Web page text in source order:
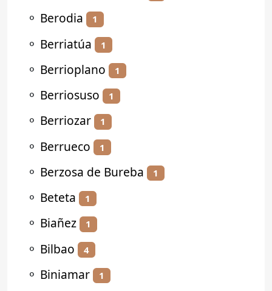
⚬ Berodia 1
⚬ Berriatúa 1
⚬ Berrioplano 1
⚬ Berriosuso 1
⚬ Berriozar 1
⚬ Berrueco 1
⚬ Berzosa de Bureba 1
⚬ Beteta 1
⚬ Biañez 1
⚬ Bilbao 4
⚬ Biniamar 1